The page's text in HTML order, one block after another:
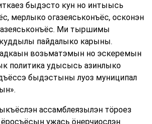
быдэсто кун но интыысь
мерлыко огазеяськонъёс, осконэн
Ми тыршимы
пайдалыко карыны.
возьматэмын но эскеремын
политика удысысь азинлыко
быдэстыны луоз муниципал
ассамблеязылэн тӧроез
ужась ӧнерчиослэн